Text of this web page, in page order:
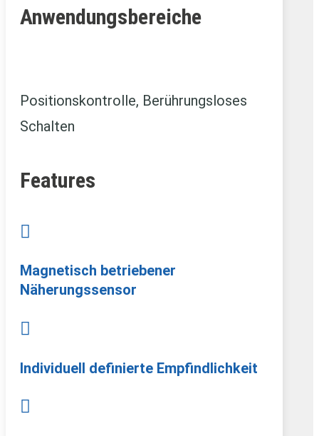
Anwendungsbereiche
Positionskontrolle, Berührungsloses
Schalten
Features

Magnetisch betriebener
Näherungssensor

Individuell definierte Empfindlichkeit
